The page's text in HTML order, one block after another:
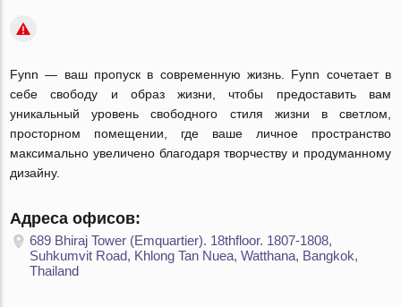
Fynn — ваш пропуск в современную жизнь. Fynn сочетает в
себе свободу и образ жизни, чтобы предоставить вам
уникальный уровень свободного стиля жизни в светлом,
просторном помещении, где ваше личное пространство
максимально увеличено благодаря творчеству и продуманному
дизайну.
Адреса офисов:
689 Bhiraj Tower (Emquartier). 18thfloor. 1807-1808,
Suhkumvit Road, Khlong Tan Nuea, Watthana, Bangkok,
Thailand